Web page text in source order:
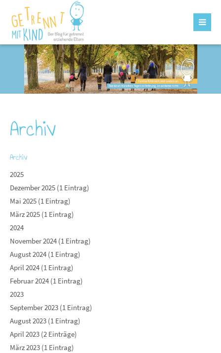
Archiv
Archiv
2025
Dezember 2025 (1 Eintrag)
Mai 2025 (1 Eintrag)
März 2025 (1 Eintrag)
2024
November 2024 (1 Eintrag)
August 2024 (1 Eintrag)
April 2024 (1 Eintrag)
Februar 2024 (1 Eintrag)
2023
September 2023 (1 Eintrag)
August 2023 (1 Eintrag)
April 2023 (2 Einträge)
März 2023 (1 Eintrag)